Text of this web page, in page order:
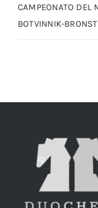
CAMPEONATO DEL
BOTVINNIK-